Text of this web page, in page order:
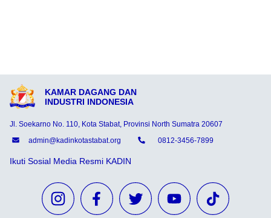
KAMAR DAGANG DAN
INDUSTRI INDONESIA
Jl. Soekarno No. 110, Kota Stabat, Provinsi North Sumatra 20607
admin@kadinkotastabat.org
0812-3456-7899
Ikuti Sosial Media Resmi KADIN